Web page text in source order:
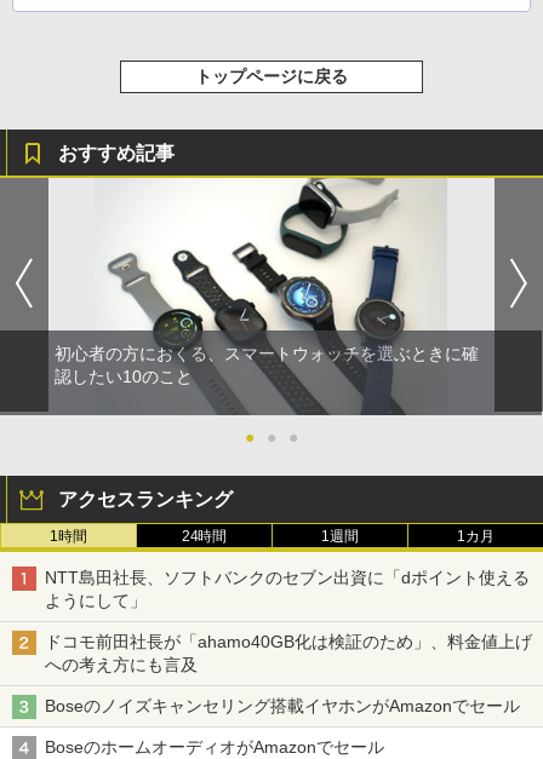
トップページに戻る
おすすめ記事
初心者の方におくる、スマートウォッチを選ぶときに確
認したい10のこと
● ● ●
アクセスランキング
1時間 24時間 1週間 1カ月
NTT島田社長、ソフトバンクのセブン出資に「dポイント使える
ようにして」
ドコモ前田社長が「ahamo40GB化は検証のため」、料金値上げ
への考え方にも言及
Boseのノイズキャンセリング搭載イヤホンがAmazonでセール
BoseのホームオーディオがAmazonでセール